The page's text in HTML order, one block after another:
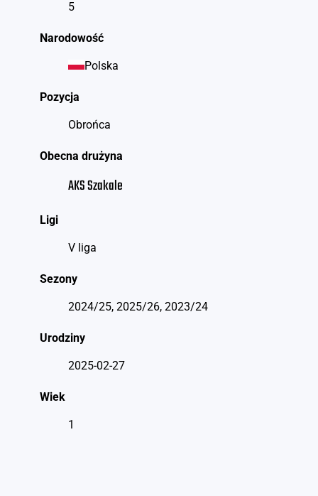
5
Narodowość
Polska
Pozycja
Obrońca
Obecna drużyna
AKS Szakale
Ligi
V liga
Sezony
2024/25, 2025/26, 2023/24
Urodziny
2025-02-27
Wiek
1